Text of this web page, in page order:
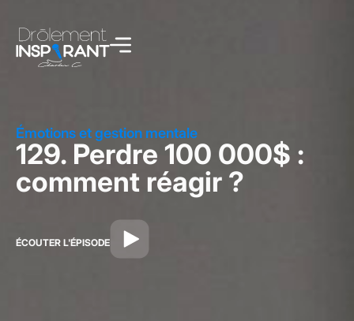
Émotions et gestion mentale
129. Perdre 100 000$ :
comment réagir ?
ÉCOUTER L'ÉPISODE